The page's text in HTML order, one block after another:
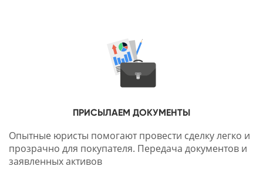
ПРИСЫЛАЕМ ДОКУМЕНТЫ
Опытные юристы помогают провести сделку легко и
прозрачно для покупателя. Передача документов и
заявленных активов